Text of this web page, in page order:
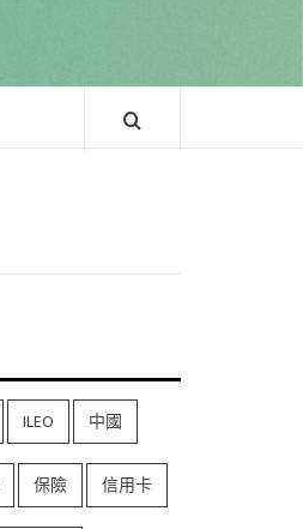
ILEO 中國
保險 信用卡